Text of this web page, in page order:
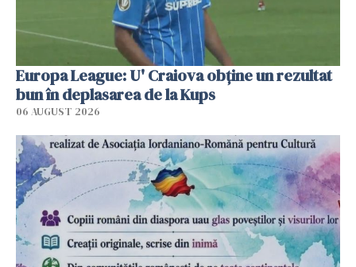
Europa League: U' Craiova obține un rezultat
bun în deplasarea de la Kups
06 AUGUST 2026